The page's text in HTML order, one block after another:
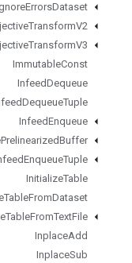
ErrorsDataset
TransformV2
TransformV3
ImmutableConst
InfeedDequeue
DequeueTuple
InfeedEnqueue
PrelinearizedBuffer
EnqueueTuple
InitializeTable
TableFromDataset
TableFromTextFile
InplaceAdd
InplaceSub